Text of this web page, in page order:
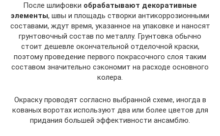
После шлифовки обрабатывают декоративные
элементы, швы и площадь створки антикоррозионными
составами, ждут время, указанное на упаковке и наносят
грунтовочный состав по металлу. Грунтовка обычно
стоит дешевле окончательной отделочной краски,
поэтому проведение первого покрасочного слоя таким
составом значительно сэкономит на расходе основного
колера.
Окраску проводят согласно выбранной схеме, иногда в
кованых воротах используют два или более цветов для
придания большей эффективности ансамблю.